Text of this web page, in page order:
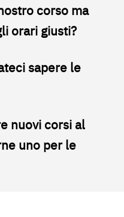
corso ma
orari giusti?
sapere le
nuovi corsi al
uno per le